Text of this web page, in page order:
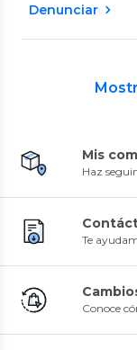
Denunciar
Mis
Haz
Te
Conoce